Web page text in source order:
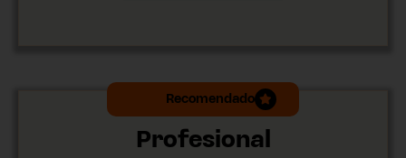
Recomendado
Profesional